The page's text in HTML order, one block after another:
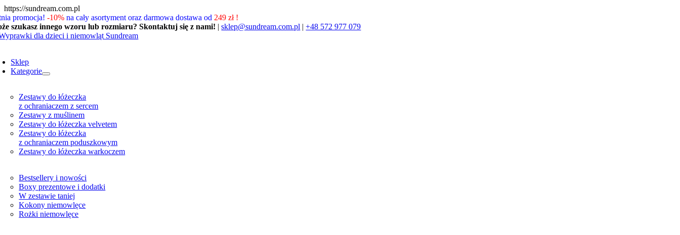
https://sundream.com.pl
to
content
promocja!-10% na cały asortyment oraz darmowa dostawa od 249 zł !
szukasz innego wzoru lub rozmiaru? Skontaktuj się z nami! |sklep@sundream.com.pl |+48 572 977 079
Sklep
Kategorie
Zestawy do łóżeczka
z ochraniaczem z sercem
Zestawy z muślinem
Zestawy do łóżeczka velvetem
Zestawy do łóżeczka
z ochraniaczem poduszkowym
Zestawy do łóżeczka warkoczem
Bestsellery i nowości
Boxy prezentowe i dodatki
W zestawie taniej
Kokony niemowlęce
Rożki niemowlęce